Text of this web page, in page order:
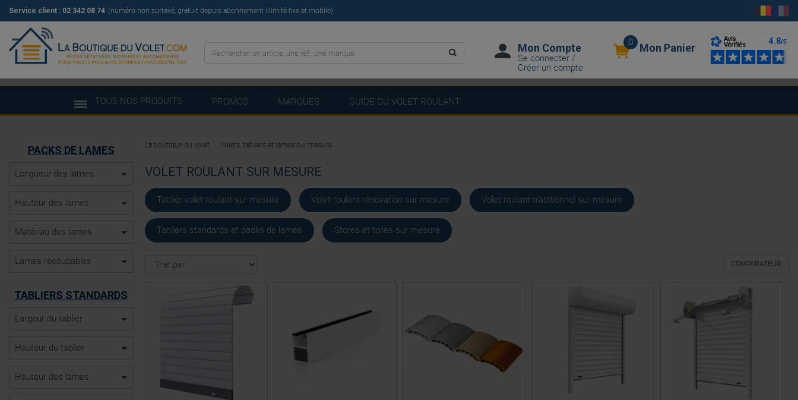
Service client : 02 342 08 74 (numéro non surtaxé, gratuit depuis abonnement illimité fixe et mobile)
Mon Compte
Se connecter /
Créer un compte
0 Mon Panier
TOUS NOS PRODUITS PROMOS MARQUES GUIDE DU VOLET ROULANT
VOLET ROULANT SUR MESURE
Tablier volet roulant sur mesure Volet roulant rénovation sur mesure Volet roulant traditionnel sur mesure
Tabliers standards et packs de lames Stores et toiles sur mesure
COMPARATEUR
La boutique du volet Volets, tabliers et lames sur mesure
PACKS DE LAMES
Longueur des lames
Hauteur des lames
Matériau des lames
Lames recoupables
TABLIERS STANDARDS
Largeur du tablier
Hauteur du tablier
Hauteur des lames